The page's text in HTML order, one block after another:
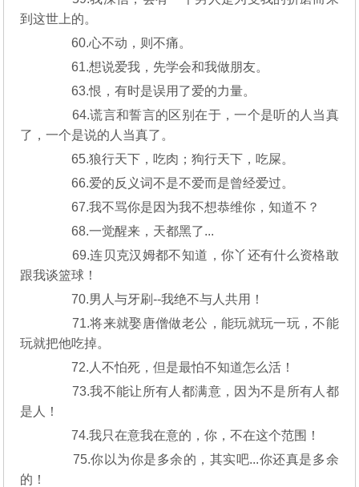
到这世上的。
60.心不动，则不痛。
61.想说爱我，先学会和我做朋友。
63.恨，有时是误用了爱的力量。
64.谎言和誓言的区别在于，一个是听的人当真
了，一个是说的人当真了。
65.狼行天下，吃肉；狗行天下，吃屎。
66.爱的反义词不是不爱而是曾经爱过。
67.我不骂你是因为我不想恭维你，知道不？
68.一觉醒来，天都黑了...
69.连贝克汉姆都不知道，你丫还有什么资格敢
跟我谈篮球！
70.男人与牙刷--我绝不与人共用！
71.将来就娶唐僧做老公，能玩就玩一玩，不能
玩就把他吃掉。
72.人不怕死，但是最怕不知道怎么活！
73.我不能让所有人都满意，因为不是所有人都
是人！
74.我只在意我在意的，你，不在这个范围！
75.你以为你是多余的，其实吧...你还真是多余
的！